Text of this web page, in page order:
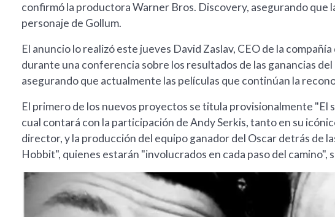
confirmó la productora Warner Bros. Discovery, asegurando que
personaje de Gollum.
El anuncio lo realizó este jueves David Zaslav, CEO de la
durante una conferencia sobre los resultados de las ganancias
asegurando que actualmente las películas que continúan la
El primero de los nuevos proyectos se titula provisionalmente "El
cual contará con la participación de Andy Serkis, tanto en su
director, y la producción del equipo ganador del Oscar detrás de
Hobbit", quienes estarán "involucrados en cada paso del camino",